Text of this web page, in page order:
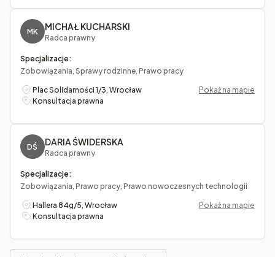
MK MICHAŁ KUCHARSKI
Radca prawny
Specjalizacje:
Zobowiązania, Sprawy rodzinne, Prawo pracy
Plac Solidarności 1/3, Wrocław
Pokaż na mapie
Konsultacja prawna
DŚ DARIA ŚWIDERSKA
Radca prawny
Specjalizacje:
Zobowiązania, Prawo pracy, Prawo nowoczesnych technologii
Hallera 84g/5, Wrocław
Pokaż na mapie
Konsultacja prawna